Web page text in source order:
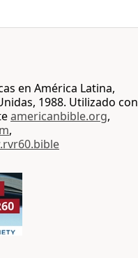
en América Latina,
1988. Utilizado con
americanbible.org,
,